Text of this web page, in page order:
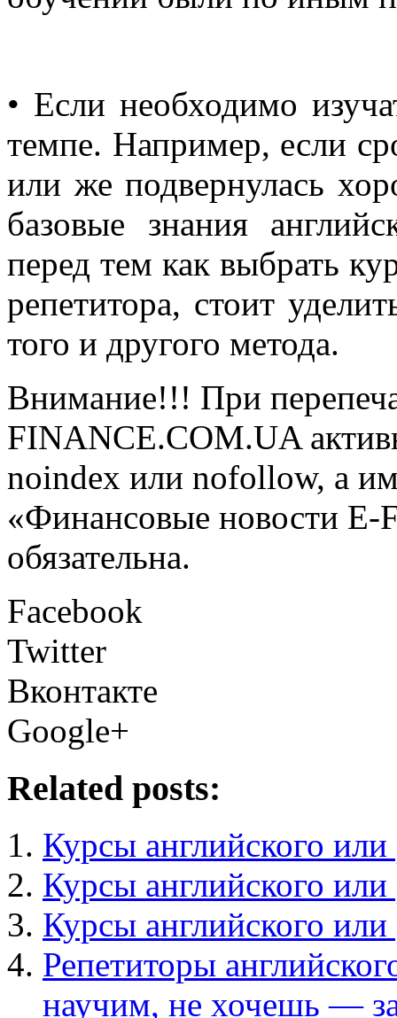
• Если необходимо
темпе. Например, если
или же подвернулась
базовые знания
перед тем как выбрать
репетитора, стоит
того и другого метода.
Внимание!!! При
FINANCE.COM.UA
noindex или nofollow, а
«Финансовые новости
обязательна.
Facebook
Twitter
Вконтакте
Google+
Related posts:
Курсы английского или
Курсы английского или
Курсы английского или
Репетиторы
научим, не хочешь —